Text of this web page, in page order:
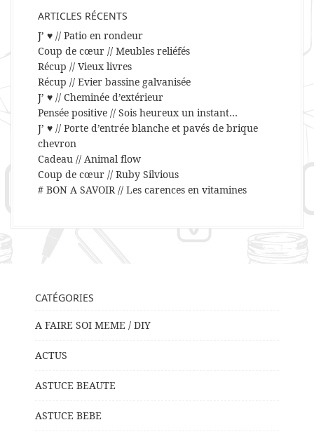
ARTICLES RÉCENTS
J’ ♥ // Patio en rondeur
Coup de cœur // Meubles reliéfés
Récup // Vieux livres
Récup // Evier bassine galvanisée
J’ ♥ // Cheminée d’extérieur
Pensée positive // Sois heureux un instant…
J’ ♥ // Porte d’entrée blanche et pavés de brique
chevron
Cadeau // Animal flow
Coup de cœur // Ruby Silvious
# BON A SAVOIR // Les carences en vitamines
CATÉGORIES
A FAIRE SOI MEME / DIY
ACTUS
ASTUCE BEAUTE
ASTUCE BEBE